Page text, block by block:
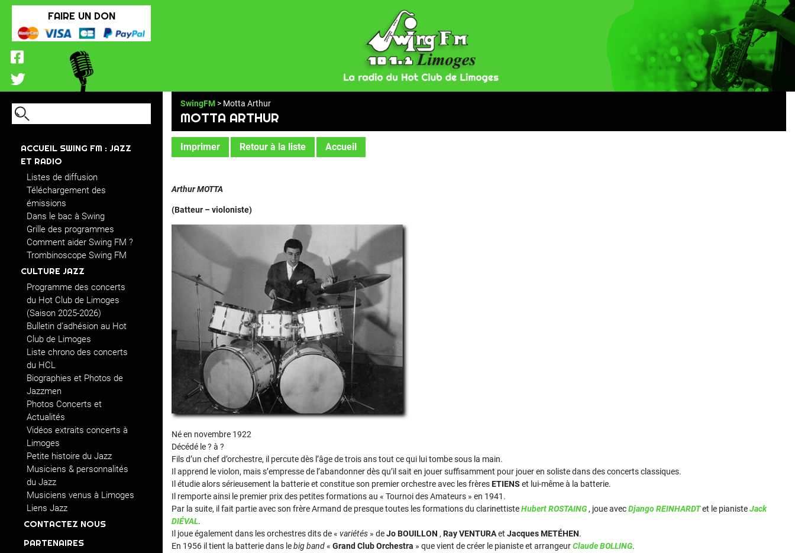
FAIRE UN DON
ACCUEIL SWING FM : JAZZ
ET RADIO
Listes de diffusion
Téléchargement des
émissions
Dans le bac à Swing
Grille des programmes
Comment aider Swing FM ?
Trombinoscope Swing FM
CULTURE JAZZ
Programme des concerts
du Hot Club de Limoges
(Saison 2025-2026)
Bulletin d’adhésion au Hot
Club de Limoges
Liste chrono des concerts
du HCL
Biographies et Photos de
Jazzmen
Photos Concerts et
Actualités
Vidéos extraits concerts à
Limoges
Petite histoire du Jazz
Musiciens & personnalités
du Jazz
Musiciens venus à Limoges
Liens Jazz
CONTACTEZ NOUS
PARTENAIRES
SwingFM > Motta Arthur
MOTTA ARTHUR
Imprimer Retour à la liste Accueil
Arthur MOTTA
(Batteur – violoniste)
Né en novembre 1922
Décédé le ? à ?
Fils d’un chef d’orchestre, il percute dès l’âge de trois ans tout ce qui lui tombe sous la main.
Il apprend le violon, mais s’empresse de l’abandonner dès qu’il sait en jouer suffisamment pour jouer en soliste dans des concerts classiques.
Il étudie alors sérieusement la batterie et constitue son premier orchestre avec les frèresETIENS et lui-même à la batterie.
Il remporte ainsi le premier prix des petites formations au « Tournoi des Amateurs » en 1941.
Par la suite, il fait partie avec son frère Armand de presque toutes les formations du clarinettisteHubert ROSTAING , joue avecDjango REINHARDTet le pianisteJack
DIÉVAL.
Il joue également dans les orchestres dits de « variétés » deJoBOUILLON , Ray VENTURAet Jacques METÉHEN.
En 1956 il tient la batterie dans lebig band« Grand Club Orchestra » que vient de créer le pianiste et arrangeurClaude BOLLING.